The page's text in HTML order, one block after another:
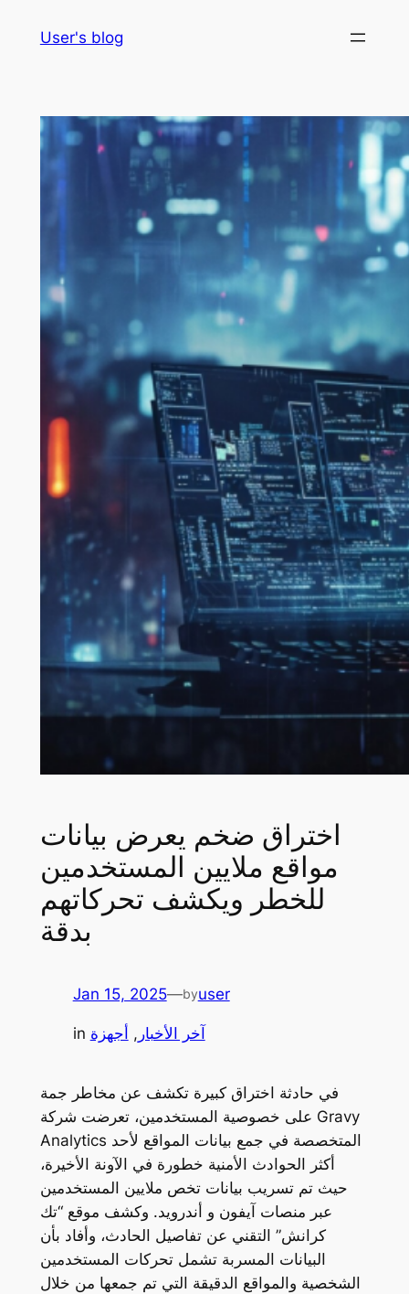
User's blog
اختراق ضخم يعرض بيانات
مواقع ملايين المستخدمين
للخطر ويكشف تحركاتهم
بدقة
Jan 15, 2025—byuser
in آخر الأخبار , أجهزة
في حادثة اختراق كبيرة تكشف عن مخاطر جمة
على خصوصية المستخدمين، تعرضت شركة Gravy
Analytics المتخصصة في جمع بيانات المواقع لأحد
أكثر الحوادث الأمنية خطورة في الآونة الأخيرة،
حيث تم تسريب بيانات تخص ملايين المستخدمين
عبر منصات آيفون و أندرويد. وكشف موقع “تك
كرانش” التقني عن تفاصيل الحادث، وأفاد بأن
البيانات المسربة تشمل تحركات المستخدمين
الشخصية والمواقع الدقيقة التي تم جمعها من خلال